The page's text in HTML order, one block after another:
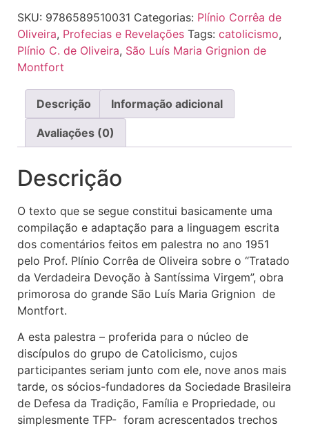
SKU: 9786589510031 Categorias: Plínio Corrêa de
Oliveira, Profecias e Revelações Tags: catolicismo,
Plínio C. de Oliveira, São Luís Maria Grignion de
Montfort
Descrição Informação adicional
Avaliações (0)
Descrição
O texto que se segue constitui basicamente uma
compilação e adaptação para a linguagem escrita
dos comentários feitos em palestra no ano 1951
pelo Prof. Plínio Corrêa de Oliveira sobre o “Tratado
da Verdadeira Devoção à Santíssima Virgem”, obra
primorosa do grande São Luís Maria Grignion de
Montfort.
A esta palestra – proferida para o núcleo de
discípulos do grupo de Catolicismo, cujos
participantes seriam junto com ele, nove anos mais
tarde, os sócios-fundadores da Sociedade Brasileira
de Defesa da Tradição, Família e Propriedade, ou
simplesmente TFP- foram acrescentados trechos